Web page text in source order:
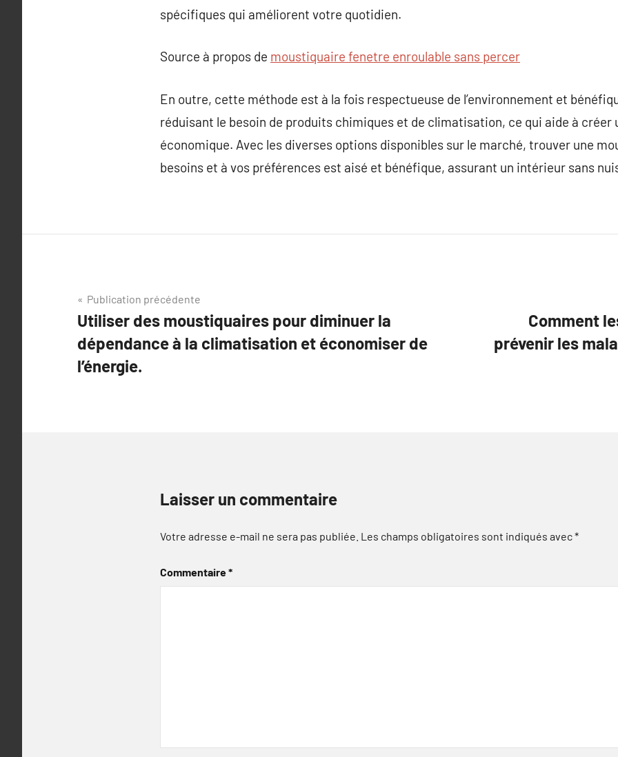
spécifiques qui améliorent votre quotidien.
Source à propos de moustiquaire fenetre enroulable sans percer
En outre, cette méthode est à la fois respectueuse de l’environnement et
réduisant le besoin de produits chimiques et de climatisation, ce qui aide à créer
économique. Avec les diverses options disponibles sur le marché, trouver une
besoins et à vos préférences est aisé et bénéfique, assurant un intérieur sans
Navigation
de
l’article
Publication précédente
Utiliser des moustiquaires pour diminuer la
dépendance à la climatisation et économiser de
l’énergie.
Comment
prévenir les
Laisser un commentaire
Votre adresse e-mail ne sera pas publiée. Les champs obligatoires sont indiqués avec*
Commentaire*